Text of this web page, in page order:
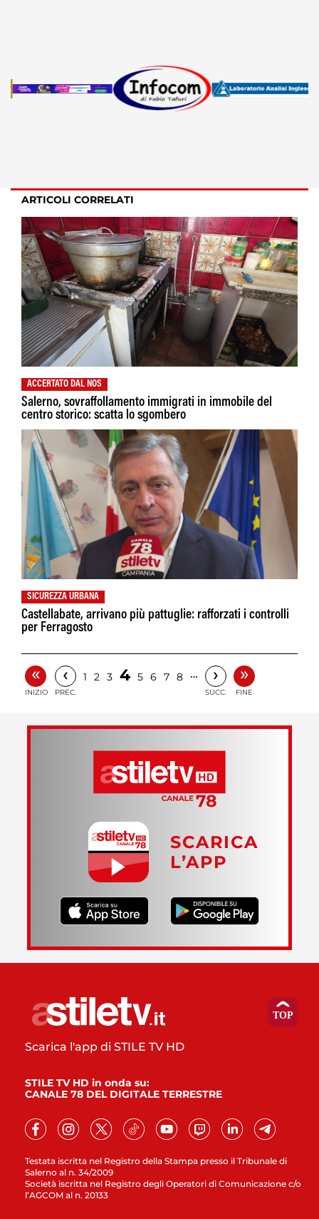
ARTICOLI CORRELATI
ACCERTATO DAL NOS
Salerno, sovraffollamento immigrati in immobile del
centro storico: scatta lo sgombero
SICUREZZA URBANA
Castellabate, arrivano più pattuglie: rafforzati i controlli
per Ferragosto
«
INIZIO
‹
PREC.
1 2 3 4 5 6 7 8 … ›
SUCC.
»
FINE
SCARICA
L’APP
Testata iscritta nel Registro della Stampa presso il Tribunale di
Salerno al n. 34/2009
Società iscritta nel Registro degli Operatori di Comunicazione c/o
l’AGCOM al n. 20133
Scarica l'app di STILE TV HD
STILE TV HD in onda su:
CANALE 78 DEL DIGITALE TERRESTRE